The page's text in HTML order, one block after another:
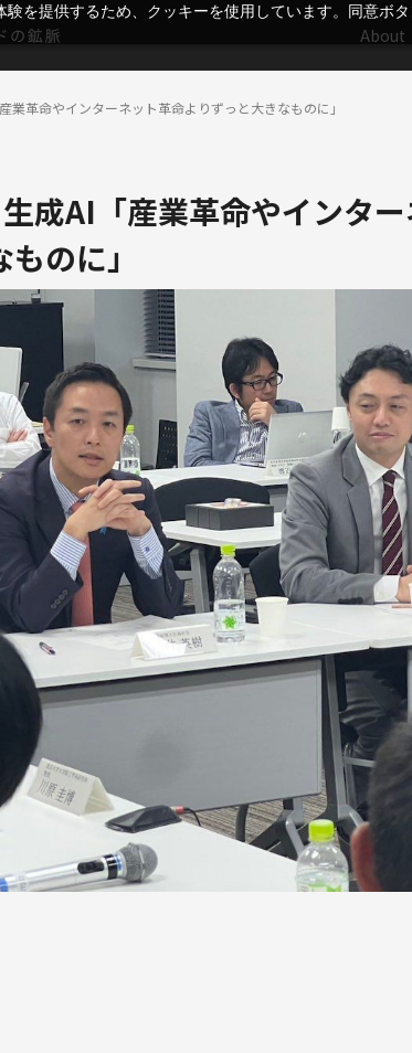
を提供するため、クッキーを使用しています。同意ボ
About
業革命やインターネット革命よりずっと大きなものに」
成AI「産業革命やインタ
のに」